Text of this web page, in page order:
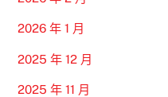
2026 年 1 月
2025 年 12 月
2025 年 11 月